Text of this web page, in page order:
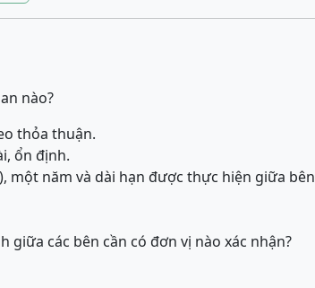
nào?
thỏa thuận.
ổn định.
một năm và dài hạn được thực hiện giữa bên
các bên cần có đơn vị nào xác nhận?